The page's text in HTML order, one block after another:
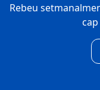
Rebeu